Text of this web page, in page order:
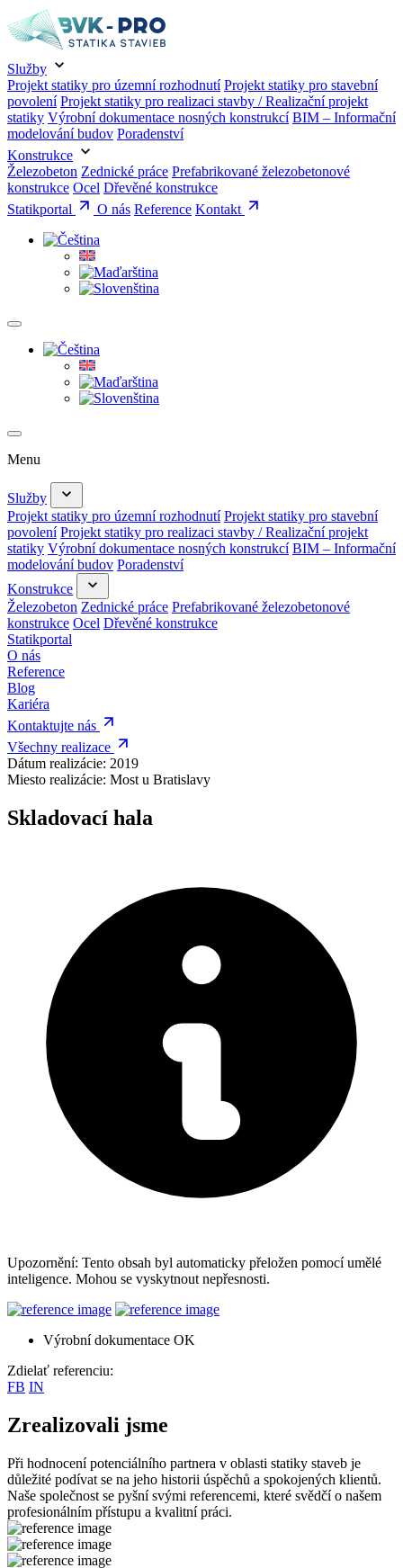
Služby
Projekt statiky pro územní rozhodnutí Projekt statiky pro stavební
povolení Projekt statiky pro realizaci stavby / Realizační projekt
statiky Výrobní dokumentace nosných konstrukcí BIM – Informační
modelování budov Poradenství
Konstrukce
Železobeton Zednické práce Prefabrikované železobetonové
konstrukce Ocel Dřevěné konstrukce
Statikportal
O nás Reference Kontakt
Menu
Služby
Projekt statiky pro územní rozhodnutí Projekt statiky pro stavební
povolení Projekt statiky pro realizaci stavby / Realizační projekt
statiky Výrobní dokumentace nosných konstrukcí BIM – Informační
modelování budov Poradenství
Konstrukce
Železobeton Zednické práce Prefabrikované železobetonové
konstrukce Ocel Dřevěné konstrukce
Statikportal
O nás
Reference
Blog
Kariéra
Kontaktujte nás
Všechny realizace
Dátum realizácie: 2019
Miesto realizácie: Most u Bratislavy
Skladovací hala
Upozornění: Tento obsah byl automaticky přeložen pomocí umělé
inteligence. Mohou se vyskytnout nepřesnosti.
Výrobní dokumentace OK
Zdielať referenciu:
FB IN
Zrealizovali jsme
Při hodnocení potenciálního partnera v oblasti statiky staveb je
důležité podívat se na jeho historii úspěchů a spokojených klientů.
Naše společnost se pyšní svými referencemi, které svědčí o našem
profesionálním přístupu a kvalitní práci.